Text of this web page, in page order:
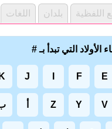
اللفظية بلدان اللغات
الأولاد التي تبدأ بـ #
E
F
J
K
V
Y
Z